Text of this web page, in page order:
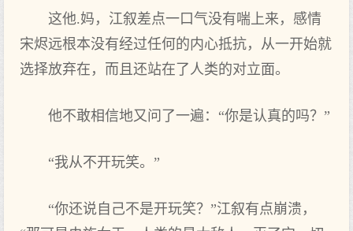
这他.妈，江叙差点一口气没有喘上来，感情
宋烬远根本没有经过任何的内心抵抗，从一开始就
选择放弃在，而且还站在了人类的对立面。
他不敢相信地又问了一遍：“你是认真的吗？”
“我从不开玩笑。”
“你还说自己不是开玩笑？”江叙有点崩溃，